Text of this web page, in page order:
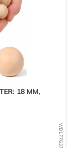
18 MM,